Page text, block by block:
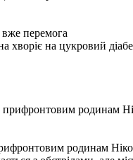
перемога
хворіє на цукровий
родинам